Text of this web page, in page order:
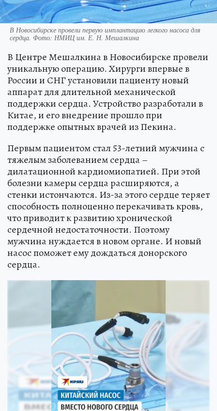
В Новосибирске провели первую имплантацию легкого насоса для
сердца. Фото: НМИЦ им. Е. Н. Мешалкина
В Центре Мешалкина в Новосибирске провели
уникальную операцию. Хирурги впервые в
России и СНГ установили пациенту новый
аппарат для длительной механической
поддержки сердца. Устройство разработали в
Китае, и его внедрение прошло при
поддержке опытных врачей из Пекина.
Первым пациентом стал 53-летний мужчина с
тяжелым заболеванием сердца –
дилатационной кардиомиопатией. При этой
болезни камеры сердца расширяются, а
стенки истончаются. Из-за этого сердце теряет
способность полноценно перекачивать кровь,
что приводит к развитию хронической
сердечной недостаточности. Поэтому
мужчина нуждается в новом органе. И новый
насос поможет ему дождаться донорского
сердца.